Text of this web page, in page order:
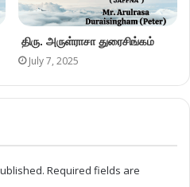
திரு. அருள்ராசா துரைசிங்கம்
July 7, 2025
Required fields are